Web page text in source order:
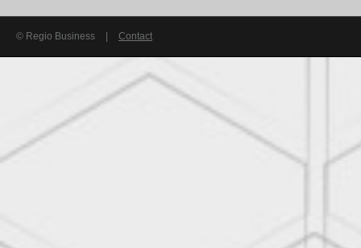
© Regio Business Contact